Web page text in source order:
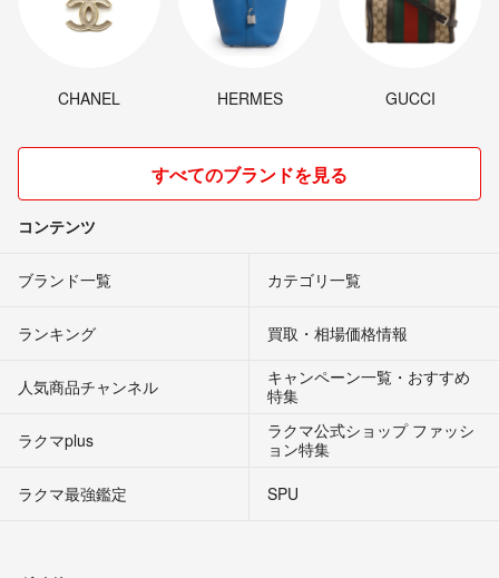
CHANEL HERMES GUCCI
すべてのブランドを見る
コンテンツ
ブランド一覧 カテゴリ一覧
ランキング 買取・相場価格情報
人気商品チャンネル
キャンペーン一覧・おすすめ
特集
ラクマplus
ラクマ公式ショップ ファッシ
ョン特集
ラクマ最強鑑定
SPU